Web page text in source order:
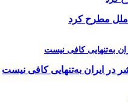
ملل مطرح کرد
در ایران به‌تنهایی کافی نیست